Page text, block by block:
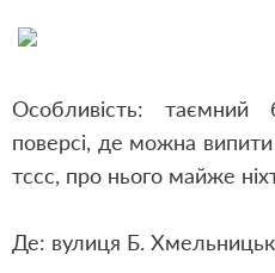
Особливість: таємний
поверсі, де можна випити
тссс, про нього майже
Де: вулиця Б.